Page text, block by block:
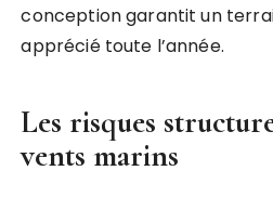
conception garantit un
apprécié toute l’année.
Les risques
vents marins